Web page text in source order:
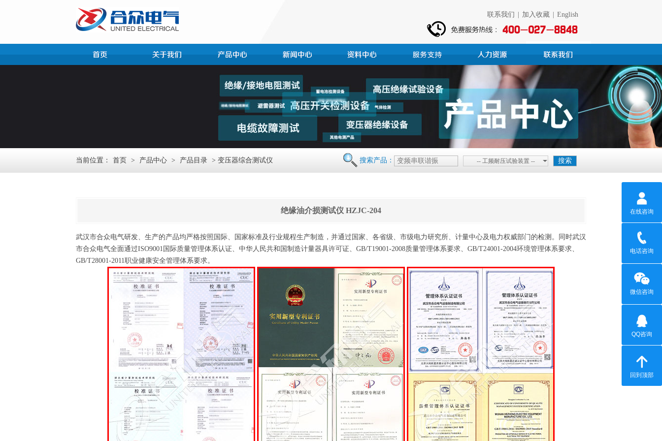
联系我们 加入收藏 English
当前位置： 首页 > 产品中心 > 产品目录 > 变压器综合测试仪 搜索产品： -- 工频耐压试验装置 --
绝缘油介损测试仪 HZJC-204
武汉市合众电气研发、生产的产品均严格按照国际、国家标准及行业规程生产制造，并通过国家、各省级、市级电力研究所、计量中心及电力权威部门的检测。同时武汉
市合众电气全面通过ISO9001国际质量管理体系认证、中华人民共和国制造计量器具许可证、GB/T19001-2008质量管理体系要求、GB/T24001-2004环境管理体系要求、
GB/T28001-2011职业健康安全管理体系要求。
在线咨询
电话咨询
微信咨询
QQ咨询
回到顶部